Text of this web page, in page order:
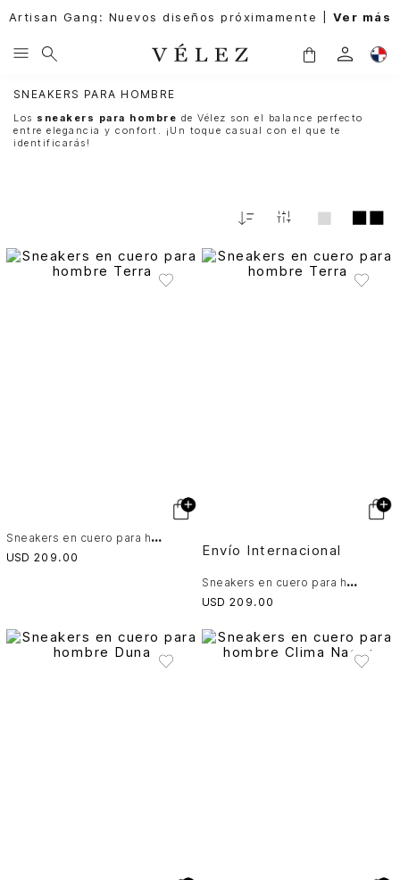
Artisan Gang: Nuevos diseños próximamente | Ver más
SNEAKERS PARA HOMBRE
Los sneakers para hombre de Vélez son el balance perfecto
entre elegancia y confort. ¡Un toque casual con el que te
identificarás!
Fecha
S
neakers en cuero para hombre Terra
USD 209 . 00 Envío Internacional
S
neakers en cuero para hombre Terra
USD 209 . 00